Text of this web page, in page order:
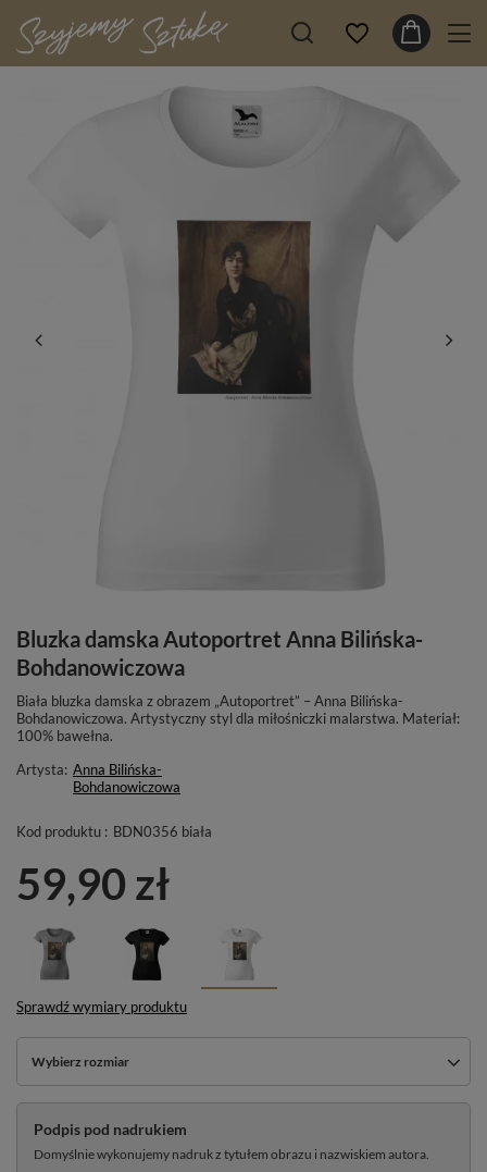
Bluzka damska Autoportret Anna Bilińska-
Bohdanowiczowa
Biała bluzka damska z obrazem „Autoportret” – Anna Bilińska-
Bohdanowiczowa. Artystyczny styl dla miłośniczki malarstwa. Materiał:
100% bawełna.
Artysta: Anna Bilińska-
Bohdanowiczowa
Kod produktu : BDN0356 biała
59,90 zł
Sprawdź wymiary produktu
Wybierz rozmiar
Podpis pod nadrukiem
Domyślnie wykonujemy nadruk z tytułem obrazu i nazwiskiem autora.